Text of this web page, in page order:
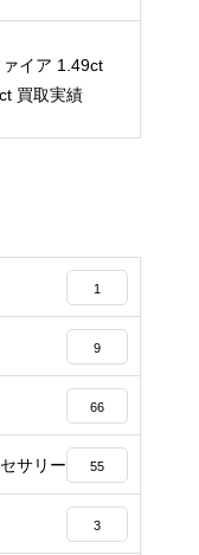
イア 1.49ct
買取実績
1
9
66
サリー 55
3